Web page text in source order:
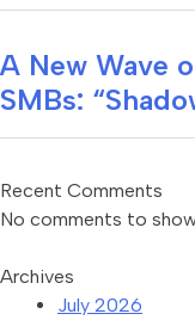
A New Wave
SMBs:
Recent Comments
No comments to
Archives
July 2026